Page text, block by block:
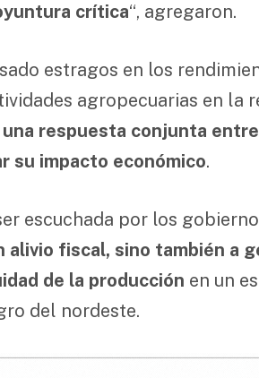
crítica“, agregaron.
estragos en los
agropecuarias en la
respuesta conjunta
su impacto económico.
escuchada por los
alivio fiscal, sino también a
de la producción en un
del nordeste.